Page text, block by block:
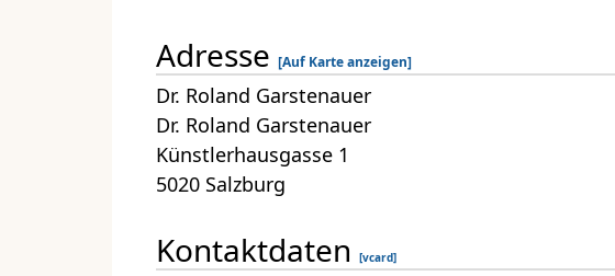
Adresse [Auf Karte anzeigen]
Dr. Roland Garstenauer
Dr. Roland Garstenauer
Künstlerhausgasse 1
5020 Salzburg
Kontaktdaten [vcard]